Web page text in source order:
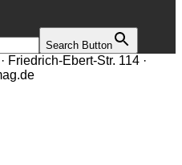
Search Button
Friedrich-Ebert-Str. 114 ·